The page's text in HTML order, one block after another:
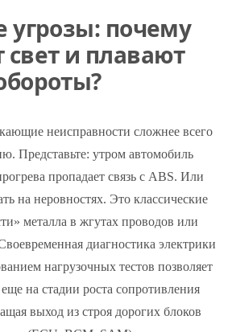
угрозы: почему
свет и плавают
неисправности сложнее всего
Представьте: утром автомобиль
пропадает связь с ABS. Или
на неровностях. Это классические
металла в жгутах проводов или
диагностика электрики
нагрузочных тестов позволяет
на стадии роста сопротивления
выход из строя дорогих блоков